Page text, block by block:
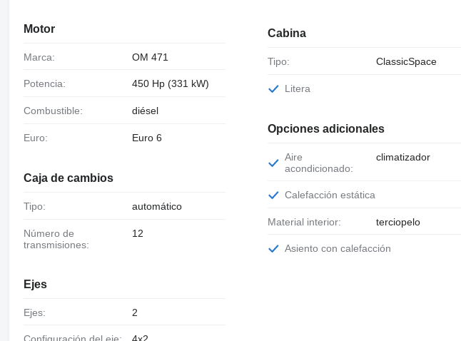
Motor
Marca: OM 471
Potencia: 450 Hp (331 kW)
Combustible: diésel
Euro: Euro 6
Caja de cambios
Tipo: automático
Número de
transmisiones:
12
Ejes
Ejes: 2
Cabina
Tipo: ClassicSpace
Litera
Opciones adicionales
Aire
acondicionado:
climatizador
Calefacción estática
Material interior: terciopelo
Asiento con calefacción